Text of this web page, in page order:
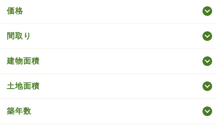
価格
間取り
建物面積
土地面積
築年数